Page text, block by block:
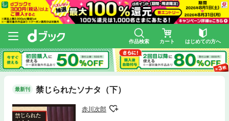
作品検索 カート はじめての方へ
最新刊 禁じられたソナタ（下）
赤川次郎